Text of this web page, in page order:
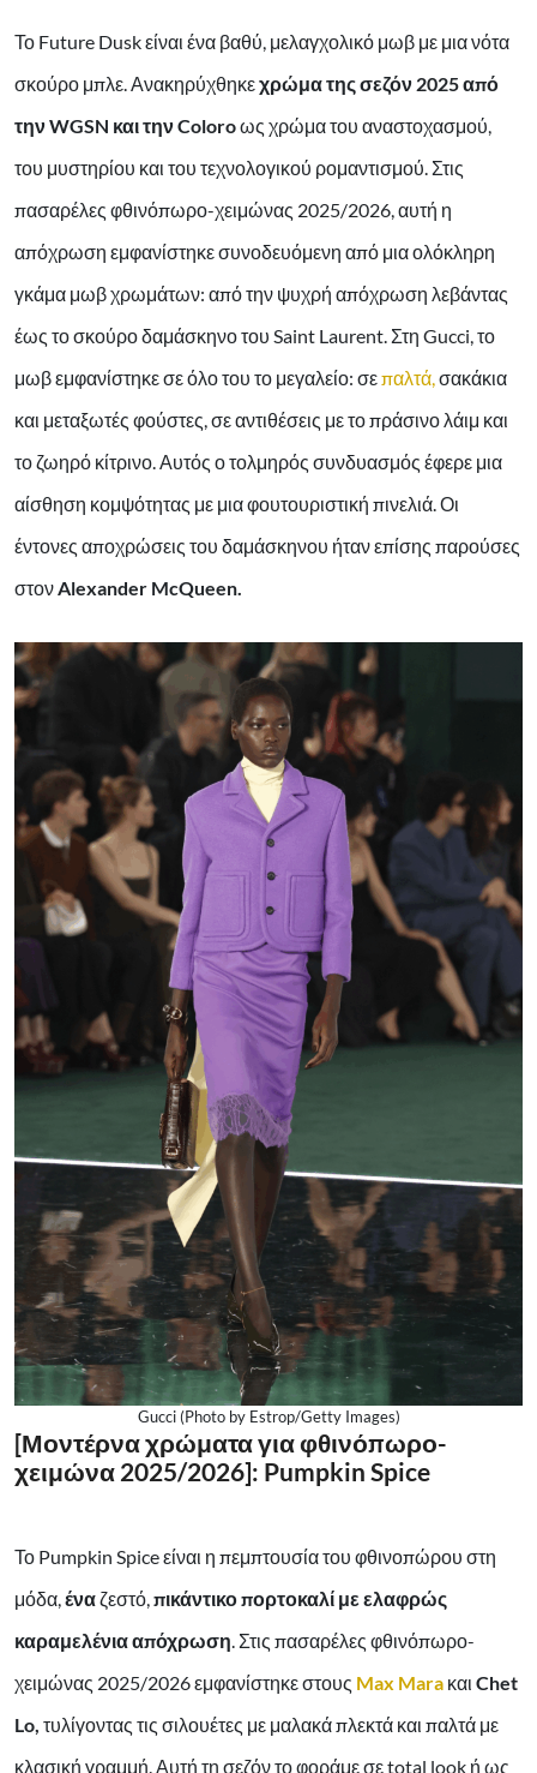
Το Future Dusk είναι ένα βαθύ, μελαγχολικό μωβ με μια νότα
σκούρο μπλε. Ανακηρύχθηκεχρώμα της σεζόν 2025 από
την WGSN και την Coloroως χρώμα του αναστοχασμού,
του μυστηρίου και του τεχνολογικού ρομαντισμού. Στις
πασαρέλες φθινόπωρο-χειμώνας 2025/2026, αυτή η
απόχρωση εμφανίστηκε συνοδευόμενη από μια ολόκληρη
γκάμα μωβ χρωμάτων: από την ψυχρή απόχρωση λεβάντας
έως το σκούρο δαμάσκηνο του Saint Laurent. Στη Gucci, το
μωβ εμφανίστηκε σε όλο του το μεγαλείο: σεπαλτά,σακάκια
και μεταξωτές φούστες, σε αντιθέσεις με το πράσινο λάιμ και
το ζωηρό κίτρινο. Αυτός ο τολμηρός συνδυασμός έφερε μια
αίσθηση κομψότητας με μια φουτουριστική πινελιά. Οι
έντονες αποχρώσεις του δαμάσκηνου ήταν επίσης παρούσες
στονAlexander McQueen.
Gucci (Photo by Estrop/Getty Images)
[Μοντέρνα χρώματα για φθινόπωρο-
χειμώνα 2025/2026]: Pumpkin Spice
Το Pumpkin Spice είναι η πεμπτουσία του φθινοπώρου στη
μόδα,έναζεστό,πικάντικο πορτοκαλί με ελαφρώς
καραμελένια απόχρωση. Στις πασαρέλες φθινόπωρο-
χειμώνας 2025/2026 εμφανίστηκε στους Max Mara και Chet
Lo, τυλίγοντας τις σιλουέτες με μαλακά πλεκτά και παλτά με
κλασική γραμμή. Αυτή τη σεζόν το φοράμε σε total look ή ως